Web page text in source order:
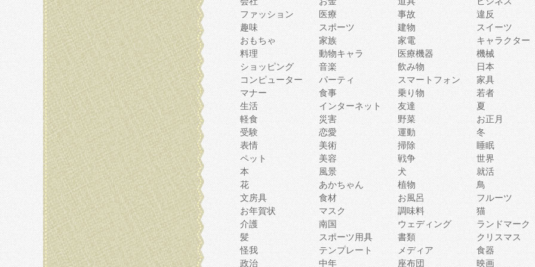
ファッション
医療 事故
違反
趣味
スポーツ 建物
スイーツ
おもちゃ
家族 家電
キャラクター
料理
動物キャラ 医療機器
機械
ショッピング
音楽 飲み物
日本
コンピューター
パーティ スマートフォン
家具
マナー
食事 乗り物
若者
生活
インターネット 友達
夏
軽食
災害 野菜
お正月
受験
恋愛 運動
冬
表情
美術 掃除
睡眠
ペット
美容 戦争
世界
本
風景 犬
就活
花
あかちゃん 植物
鳥
文房具
食材 お風呂
フルーツ
お年賀状
マスク 調味料
猫
介護
南国 ウェディング
ランドマーク
髪
スポーツ用具 書類
クリスマス
怪我
テンプレート メディア
食器
政治
中年 座布団 映画